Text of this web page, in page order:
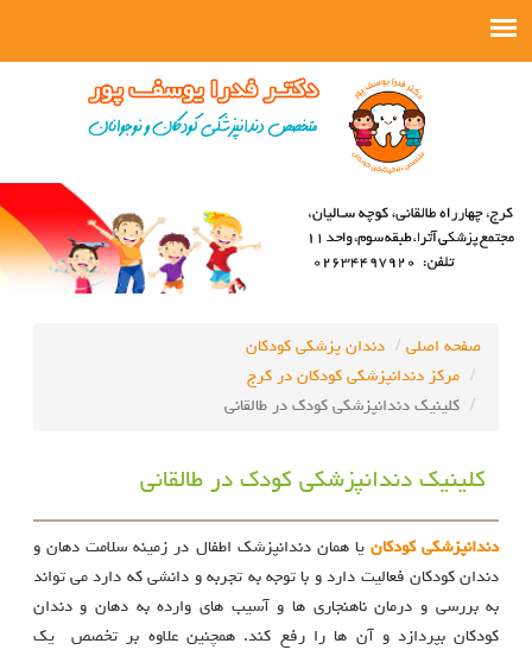
صفحه اصلی
دندان پزشکی کودکان
مرکز دندانپزشکی کودکان در کرج
کلینیک دندانپزشکی کودک در طالقانی
کلینیک دندانپزشکی کودک در طالقانی
دندانپزشکی کودکانیا همان دندانپزشک اطفال در زمینه سلامت دهان و
دندان کودکان فعالیت دارد و با توجه به تجربه و دانشی که دارد می تواند
به بررسی و درمان ناهنجاری ها و آسیب های وارده به دهان و دندان
کودکان بپردازد و آن ها را رفع کند. همچنین علاوه بر تخصص یک